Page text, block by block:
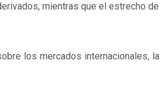
mientras que el estrecho de
los mercados internacionales, la